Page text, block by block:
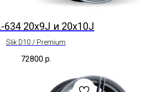
634 20x9J и 20x10J
Slik D10 / Premium
72800 р.